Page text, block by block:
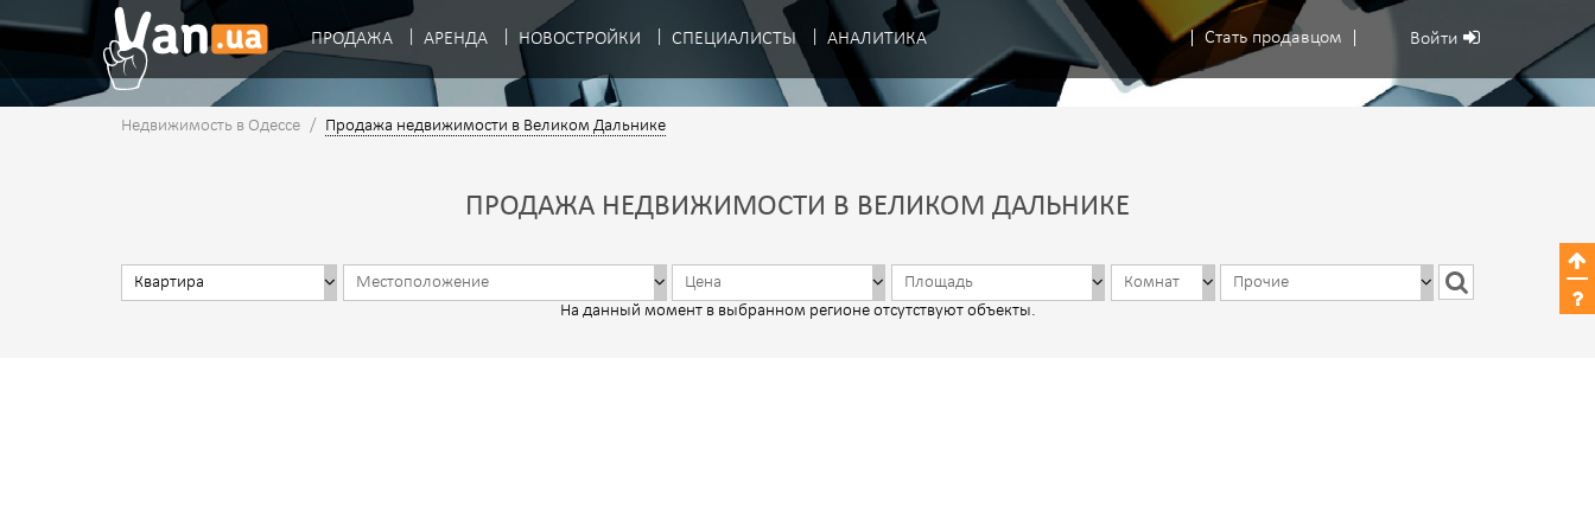
Стать продавцом Войти
ПРОДАЖА АРЕНДА НОВОСТРОЙКИ СПЕЦИАЛИСТЫ АНАЛИТИКА
Недвижимость в Одессе / Продажа недвижимости в Великом Дальнике
ПРОДАЖА НЕДВИЖИМОСТИ В ВЕЛИКОМ ДАЛЬНИКЕ
На данный момент в выбранном регионе отсутствуют объекты.